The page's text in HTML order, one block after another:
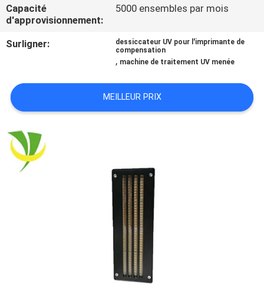
NOUVELLES
DEMANDEZ
CITATION
PLAN
DU
SITE
Capacité
d'approvisionnement:
5000 ensembles par mois
Surligner:
dessiccateur UV pour l'imprimante de
compensation
, machine de traitement UV menée
MEILLEUR PRIX